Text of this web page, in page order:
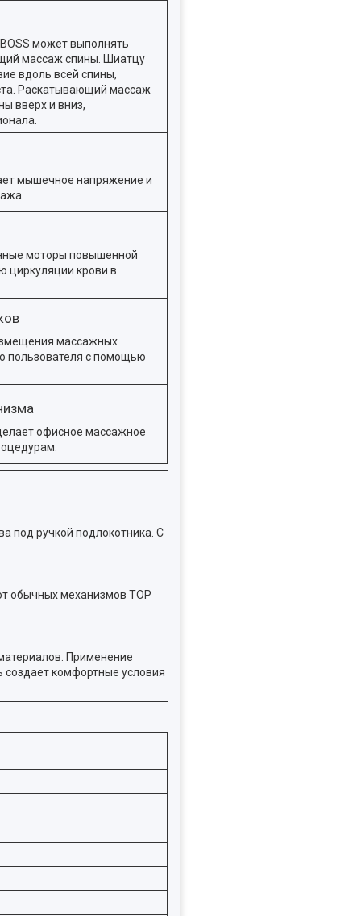
может выполнять
массаж спины. Шиатцу
вдоль всей спины,
Раскатывающий массаж
вверх и вниз,
мышечное напряжение и
моторы повышенной
циркуляции крови в
массажных
пользователя с помощью
офисное массажное
под ручкой подлокотника. С
обычных механизмов TOP
Применение
создает комфортные условия